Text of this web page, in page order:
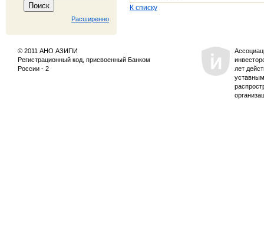
Расширенно
К списку
© 2011 АНО АЗИПИ
Регистрационный код, присвоенный Банком
России - 2
лет